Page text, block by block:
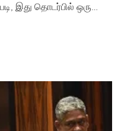
இது தொடர்பில் ஒரு…